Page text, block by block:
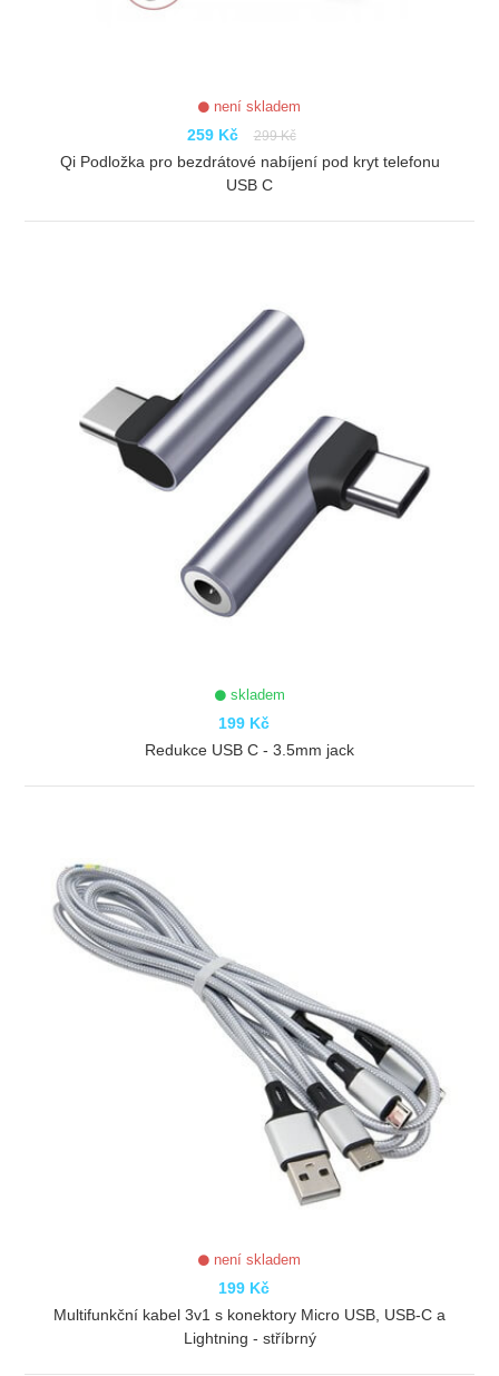
není skladem
259 Kč 299 Kč
Qi Podložka pro bezdrátové nabíjení pod kryt telefonu
USB C
skladem
199 Kč
Redukce USB C - 3.5mm jack
není skladem
199 Kč
Multifunkční kabel 3v1 s konektory Micro USB, USB-C a
Lightning - stříbrný